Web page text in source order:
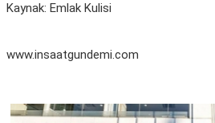
Kaynak: Emlak Kulisi
www.insaatgundemi.com